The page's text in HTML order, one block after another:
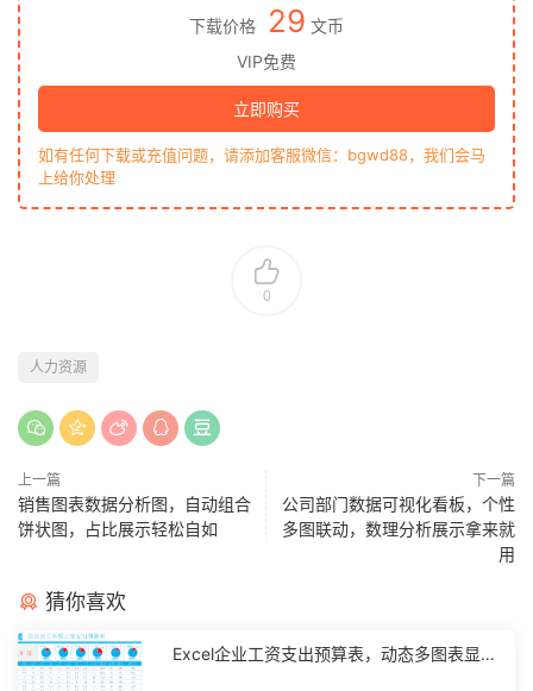
下载价格 29 文币
VIP免费
立即购买
如有任何下载或充值问题，请添加客服微信：bgwd88，我们会马
上给你处理
0
人力资源
上一篇
销售图表数据分析图，自动组合
饼状图，占比展示轻松自如
下一篇
公司部门数据可视化看板，个性
多图联动，数理分析展示拿来就
用
猜你喜欢
Excel企业工资支出预算表，动态多图表显